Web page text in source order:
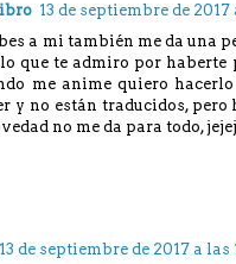
13 de septiembre de 2017
a mi también me da una
que te admiro por
me anime quiero
y no están traducidos,
no me da para todo,
13 de septiembre de 2017 a las